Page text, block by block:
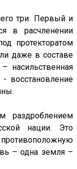
три. Первый и
в расчленении
протекторатом
даже в составе
насильственная
- восстановление
раздроблением
нации. Это
– одна земля –